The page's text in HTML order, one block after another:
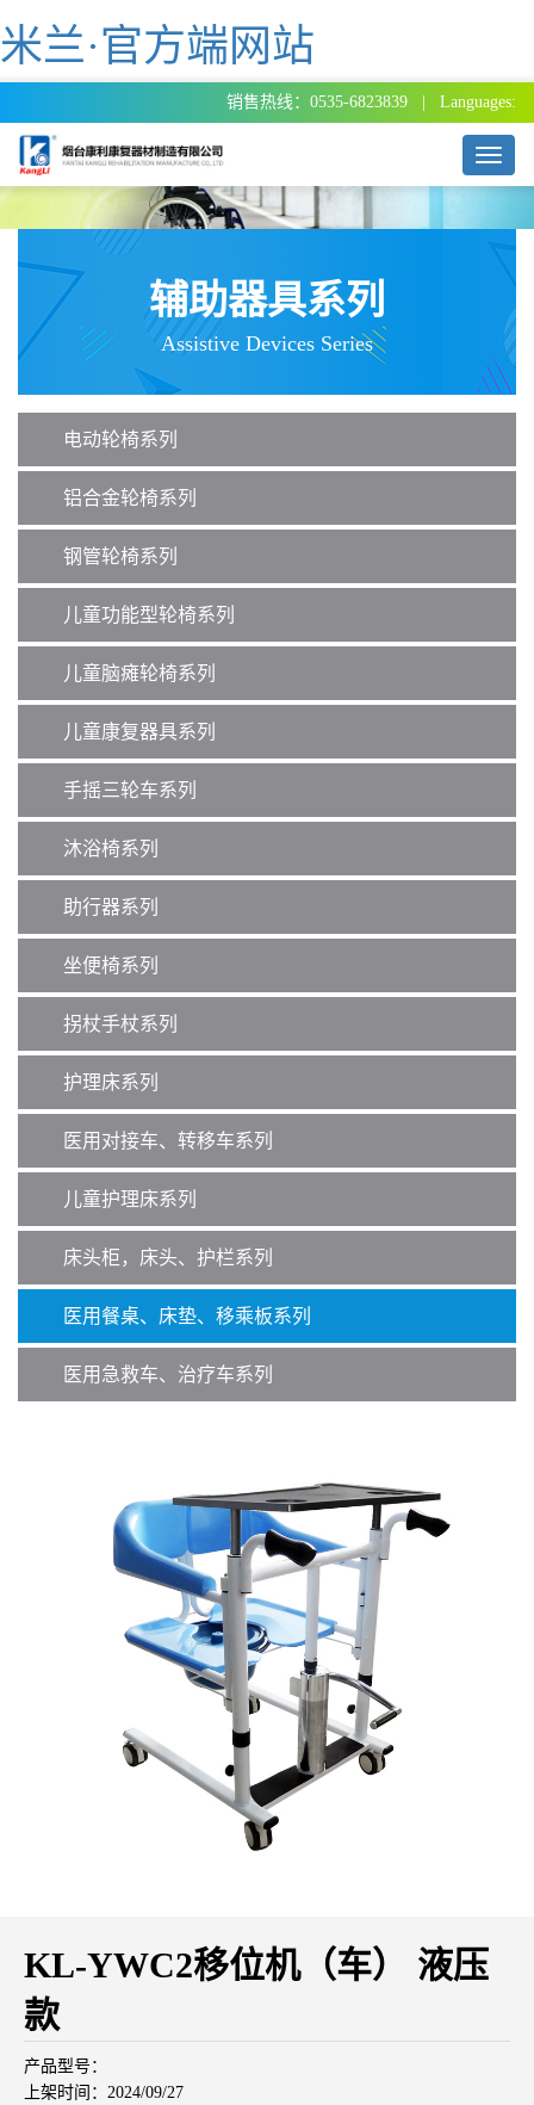
米兰·官方端网站
销售热线：0535-6823839 | Languages:
T
o
g
i
g
i
辅助器具系列
Assistive Devices Series
电动轮椅系列
铝合金轮椅系列
钢管轮椅系列
儿童功能型轮椅系列
儿童脑瘫轮椅系列
儿童康复器具系列
手摇三轮车系列
沐浴椅系列
助行器系列
坐便椅系列
拐杖手杖系列
护理床系列
医用对接车、转移车系列
儿童护理床系列
床头柜，床头、护栏系列
医用餐桌、床垫、移乘板系列
医用急救车、治疗车系列
KL-YWC2移位机（车） 液压
款
产品型号：
上架时间：2024/09/27